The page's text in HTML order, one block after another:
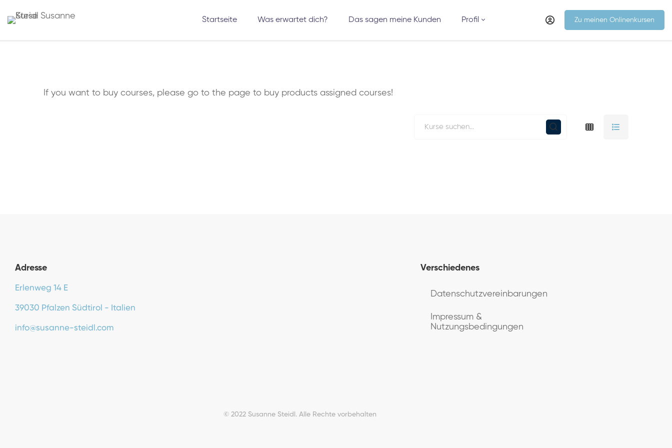
Startseite Was erwartet dich? Das sagen meine Kunden Profil Zu meinen Onlinenkursen
If you want to buy courses, please go to the page to buy products assigned courses!
Adresse
Erlenweg 14 E
39030 Pfalzen Südtirol - Italien
info@susanne-steidl.com
Verschiedenes
Datenschutzvereinbarungen
Impressum &
Nutzungsbedingungen
© 2022 Susanne Steidl. Alle Rechte vorbehalten